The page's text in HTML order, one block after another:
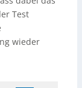
Test
wieder